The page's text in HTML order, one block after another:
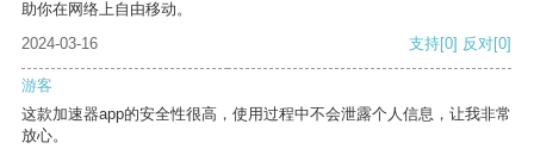
助你在网络上自由移动。
2024-03-16
支持[0] 反对[0]
游客
这款加速器app的安全性很高，使用过程中不会泄露个人信息，让我非常
放心。